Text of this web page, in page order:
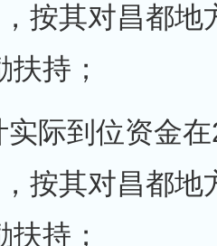
按其对昌都地
持；
到位资金在
按其对昌都地
持；